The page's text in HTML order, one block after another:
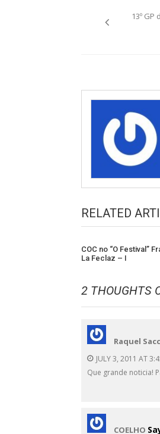
13º
RELATED
COC no “O Festival”
La Feclaz – I
2 THOUGHTS
Raquel
JULY 3, 2011 AT
Que grande noticia!
COELHO